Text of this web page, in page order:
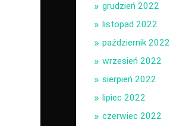
grudzień 2022
listopad 2022
październik 2022
wrzesień 2022
sierpień 2022
lipiec 2022
czerwiec 2022